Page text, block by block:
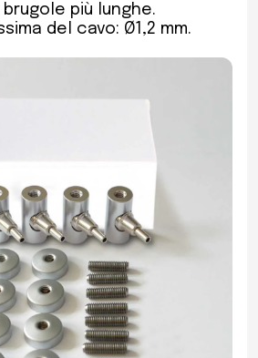
più lunghe.
del cavo: Ø1,2 mm.